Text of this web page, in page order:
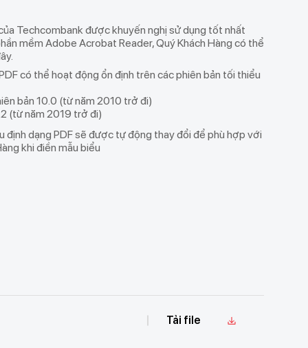
Techcombank được khuyến nghị sử dụng tốt nhất
mềm Adobe Acrobat Reader, Quý Khách Hàng có thể
.
có thể hoạt động ổn định trên các phiên bản tối thiểu
bản 10.0 (từ năm 2010 trở đi)
(từ năm 2019 trở đi)
định dạng PDF sẽ được tự động thay đổi để phù hợp với
khi điền mẫu biểu
Tải file